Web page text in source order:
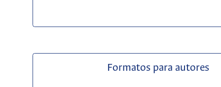
Formatos para autores